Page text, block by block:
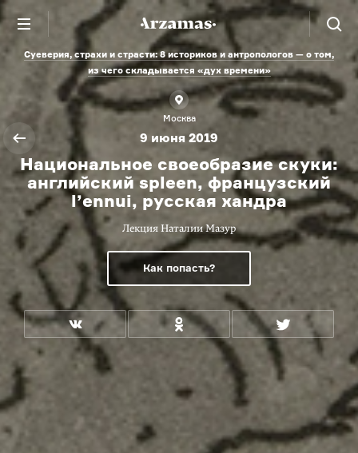
Суеверия, страхи и страсти: 8 историков и антропологов — о том,
из чего складывается «дух времени»
Москва
9 июня 2019
Национальное своеобразие скуки:
английский spleen, французский
l’ennui, русская хандра
Лекция Наталии Мазур
Как попасть?